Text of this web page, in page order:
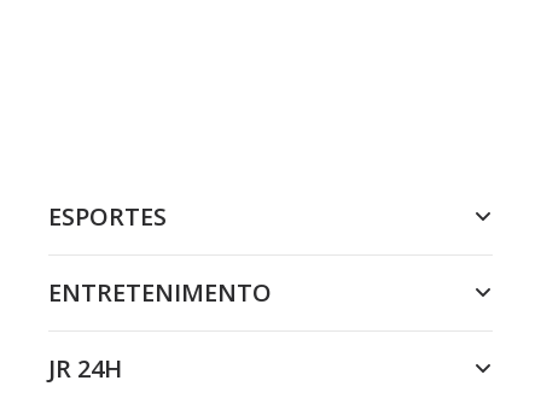
ESPORTES
ENTRETENIMENTO
JR 24H